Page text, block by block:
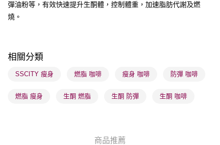
WeChat Pay
每筆HK$65.00，滿HK$300.00或以上免運費
順豐站及營業點 - 確認發貨後1-3個工作天送達
彈油粉等，有效快速提升生酮體，控制體重，加速脂肪代謝及燃
燒。
相關分類
SSCITY 瘦身 燃脂 咖啡 瘦身 咖啡 防彈 咖啡
燃脂 瘦身 生酮 燃脂 生酮 防彈 生酮 咖啡
商品推薦